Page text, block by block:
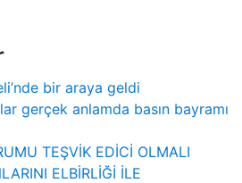
bir araya geldi
gerçek anlamda basın bayramı
TEŞVİK EDİCİ OLMALI
ELBİRLİĞİ İLE